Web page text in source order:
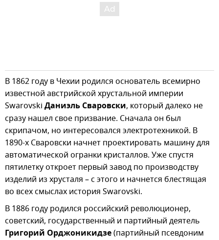
В 1862 году в Чехии родился основатель всемирно
известной австрийской хрустальной империи
Swarovski Даниэль Сваровски, который далеко не
сразу нашел свое призвание. Сначала он был
скрипачом, но интересовался электротехникой. В
1890-х Сваровски начнет проектировать машину для
автоматической огранки кристаллов. Уже спустя
пятилетку откроет первый завод по производству
изделий из хрусталя – с этого и начнется блестящая
во всех смыслах история Swarovski.
В 1886 году родился российский революционер,
советский, государственный и партийный деятель
Григорий Орджоникидзе(партийный псевдоним